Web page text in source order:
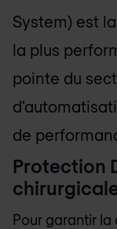
System) est
la plus
pointe du
de
Protection
Pour garantir